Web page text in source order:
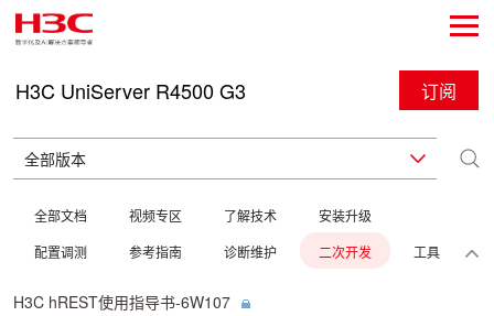
H3C UniServer R4500 G3 订阅
全部文档 视频专区 了解技术
安装升级
配置调测
参考指南 诊断维护 二次开发 工具
H3C hREST使用指导书-6W107